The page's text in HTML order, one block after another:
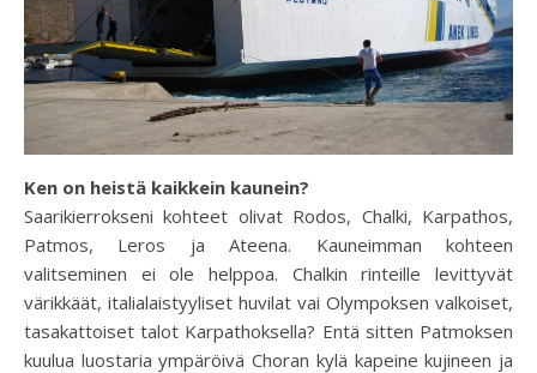
Ken on heistä kaikkein kaunein?
Saarikierrokseni kohteet olivat Rodos, Chalki, Karpathos,
Patmos, Leros ja Ateena. Kauneimman kohteen
valitseminen ei ole helppoa. Chalkin rinteille levittyvät
värikkäät, italialaistyyliset huvilat vai Olympoksen valkoiset,
tasakattoiset talot Karpathoksella? Entä sitten Patmoksen
kuulua luostaria ympäröivä Choran kylä kapeine kujineen ja